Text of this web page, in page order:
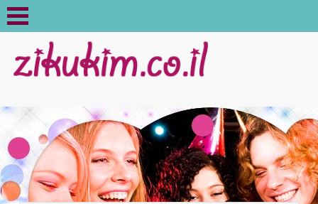
Отзывы
Главная > Отзывы